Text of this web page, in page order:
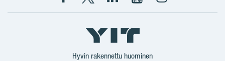
Facebook
X
YIT
Suomi
YIT
Corporation
YIT
Corporation
Instagram
Hyvin rakennettu huominen